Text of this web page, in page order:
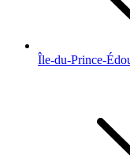
Île-du-Prince-